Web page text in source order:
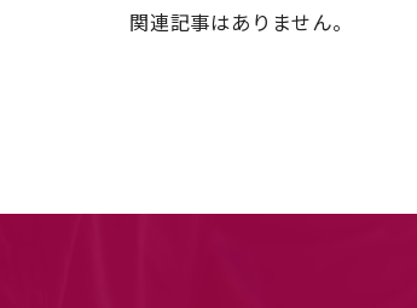
関連記事はありません。